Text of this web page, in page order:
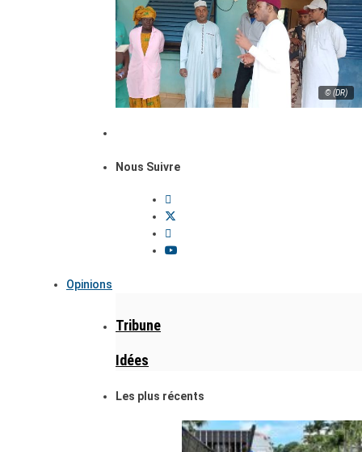
© (DR)
Nous Suivre
Opinions
Tribune
Idées
Les plus récents